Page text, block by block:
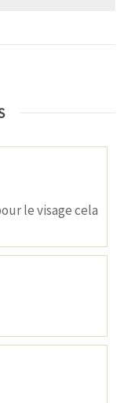
le visage cela